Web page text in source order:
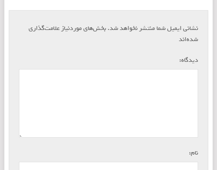
نشانی ایمیل شما منتشر نخواهد شد.بخش‌های موردنیاز علامت‌گذاری
شده‌اند
دیدگاه:
نام: